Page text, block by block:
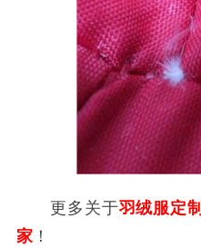
更多关于羽绒服定制
家！